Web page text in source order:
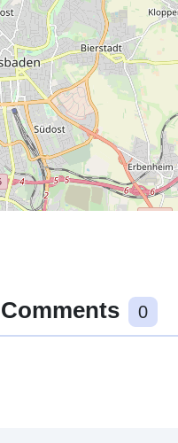
Comments 0